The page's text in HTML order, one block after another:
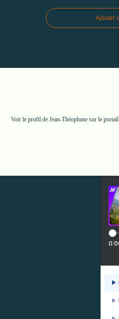
Ajouter
Voir le profil de Jean-Théophane sur le